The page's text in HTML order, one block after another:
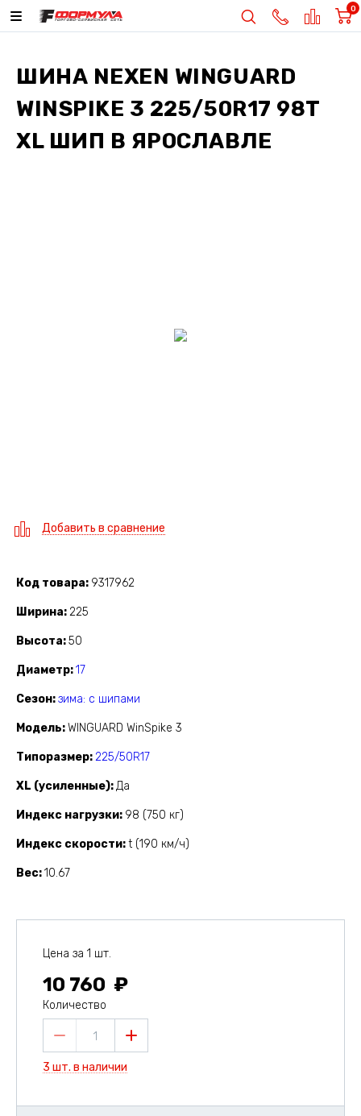
0
ШИНА NEXEN WINGUARD
WINSPIKE 3 225/50R17 98T
XL ШИП В ЯРОСЛАВЛЕ
Добавить в сравнение
Код товара 9317962
Ширина 225
Высота 50
Диаметр 17
Сезон зима: с шипами
Модель WINGUARD WinSpike 3
Типоразмер 225/50R17
XL (усиленные) Да
Индекс нагрузки 98 (750 кг)
Индекс скорости t (190 км/ч)
Вес 10.67
Цена за 1 шт.
10 760
Количество
1
3 шт. в наличии